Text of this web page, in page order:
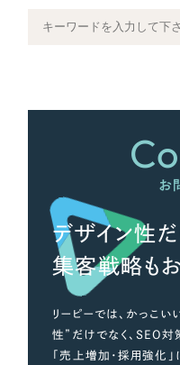
お
デザイン性だ
集客戦略もお
リーピーでは、かっこ
性”だけでなく、SEO
「売上増加・採用強化」